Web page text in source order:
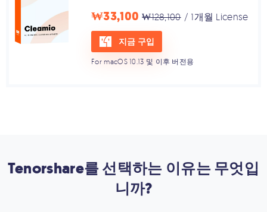
₩33,100 ₩128,100 / 1개월 License
지금 구입
For macOS 10.13 및 이후 버전용
Tenorshare를 선택하는 이유는 무엇입
니까?